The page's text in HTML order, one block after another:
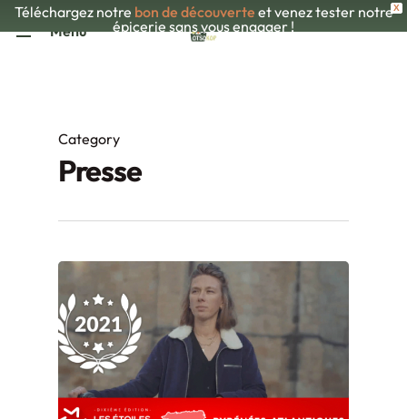
X
Téléchargez notre bon de découverte et venez tester notre
épicerie sans vous engager !
Skip
to
Menu
Category
Presse